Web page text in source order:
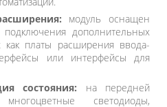
модуль оснащен
дополнительных
как платы расширения ввода-
или интерфейсы для
состояния: на передней
светодиоды,